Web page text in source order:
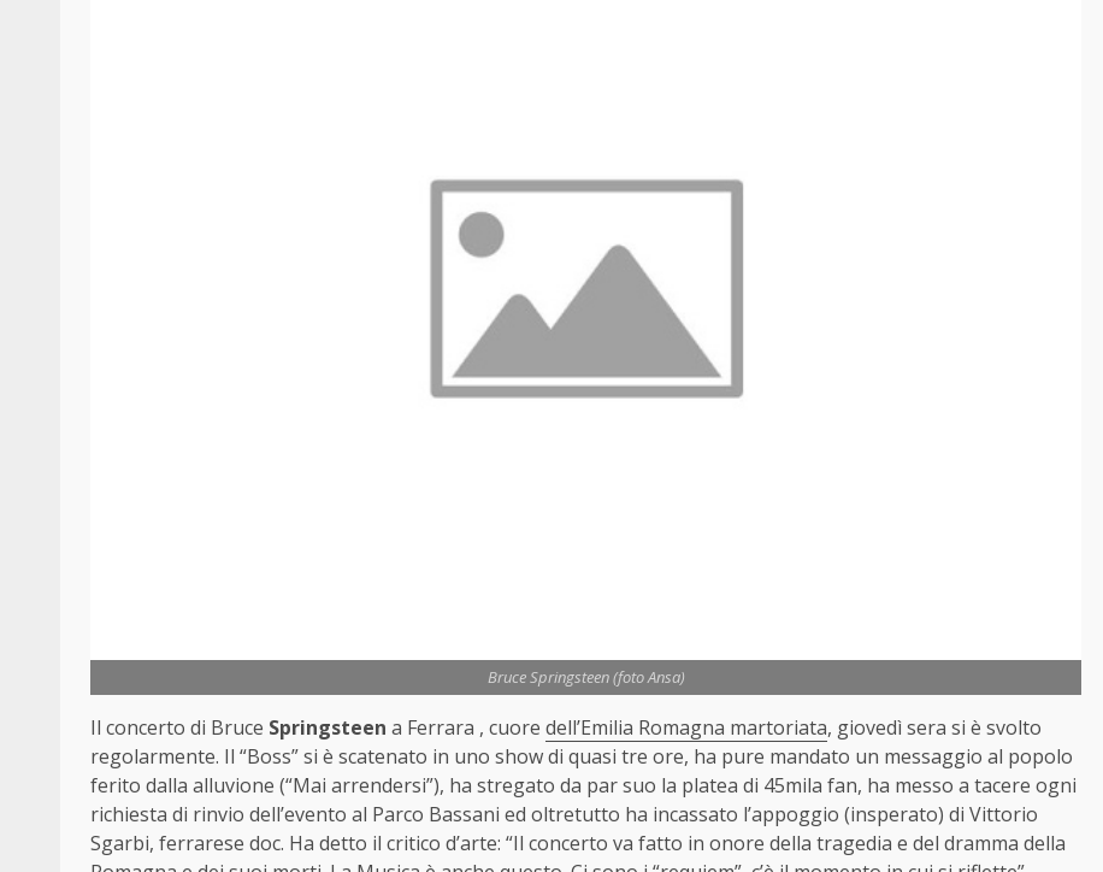
Bruce Springsteen (foto Ansa)
Il concerto di Bruce Springsteen a Ferrara , cuore dell’Emilia Romagna martoriata, giovedì sera si è svolto
regolarmente. Il “Boss” si è scatenato in uno show di quasi tre ore, ha pure mandato un messaggio al popolo
ferito dalla alluvione (“Mai arrendersi”), ha stregato da par suo la platea di 45mila fan, ha messo a tacere ogni
richiesta di rinvio dell’evento al Parco Bassani ed oltretutto ha incassato l’appoggio (insperato) di Vittorio
Sgarbi, ferrarese doc. Ha detto il critico d’arte: “Il concerto va fatto in onore della tragedia e del dramma della